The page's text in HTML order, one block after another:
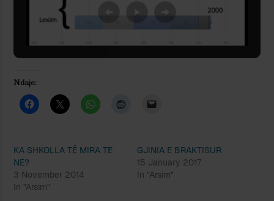
Ndaje:
KA SHKOLLA TË MIRA TE
NE?
3 November 2014
In "Arsim"
GJINIA E BRAKTISUR
15 January 2017
In "Arsim"